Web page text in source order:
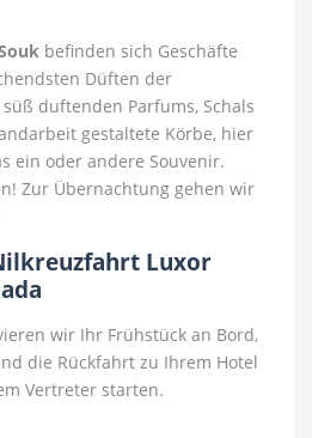
befinden sich Geschäfte
Düften der
duftenden Parfums, Schals
gestaltete Körbe, hier
ein oder andere Souvenir.
Zur Übernachtung gehen wir
Luxor
wir Ihr Frühstück an Bord,
die Rückfahrt zu Ihrem Hotel
Vertreter starten.